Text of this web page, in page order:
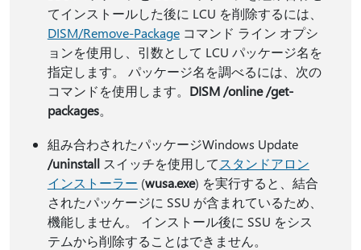
てインストールした後に LCU を削除するには、
DISM/Remove-Packageコマンド ライン オプシ
ョンを使用し、引数として LCU パッケージ名を
指定します。 パッケージ名を調べるには、次の
コマンドを使用します。 DISM /online /get-
packages。
組み合わされたパッケージWindows Update
/uninstallスイッチを使用してスタンドアロン
インストーラー (wusa.exe) を実行すると、結合
されたパッケージに SSU が含まれているため、
機能しません。 インストール後に SSU をシス
テムから削除することはできません。